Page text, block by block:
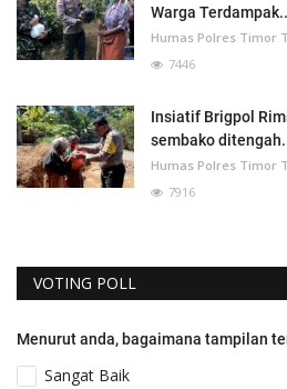
Warga
Humas Polres Timor
7446
Insiatif Brigpol
sembako
Humas Polres Timor
7916
VOTING POLL
Menurut anda, bagaimana tampilan
Sangat Baik